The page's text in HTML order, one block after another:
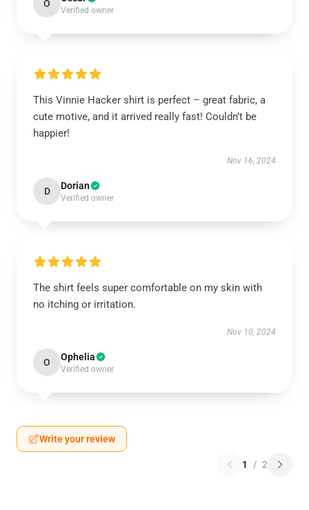
O
Verified owner
This Vinnie Hacker shirt is perfect – great fabric, a
cute motive, and it arrived really fast! Couldn’t be
happier!
Nov 16, 2024
D Dorian
Verified owner
The shirt feels super comfortable on my skin with
no itching or irritation.
Nov 10, 2024
O Ophelia
Verified owner
Write your review
1 / 2